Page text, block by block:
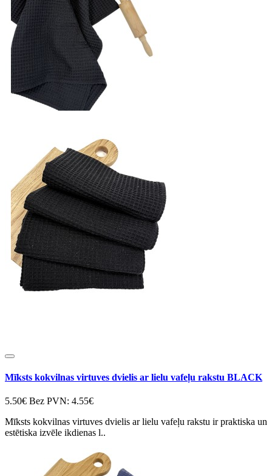
Mīksts kokvilnas virtuves dvielis ar lielu vafeļu rakstu BLACK
5.50€ Bez PVN: 4.55€
Mīksts kokvilnas virtuves dvielis ar lielu vafeļu rakstu ir praktiska un
estētiska izvēle ikdienas l..